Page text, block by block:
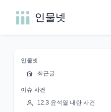
인물넷
인물넷
최근글
이슈 사건
12.3 윤석열 내란 사건